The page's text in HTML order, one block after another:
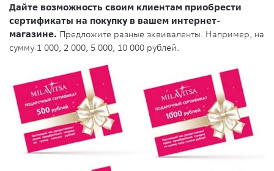
Дайте возможность своим клиентам приобрести
сертификаты на покупку в вашем интернет-
магазине. Предложите разные эквиваленты. Например, на
сумму 1 000, 2 000, 5 000, 10 000 рублей.